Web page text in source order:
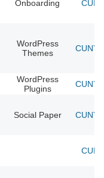
Onboarding
WordPress
Themes
CUNY
WordPress
Plugins
CUNY
Social Paper CUNY